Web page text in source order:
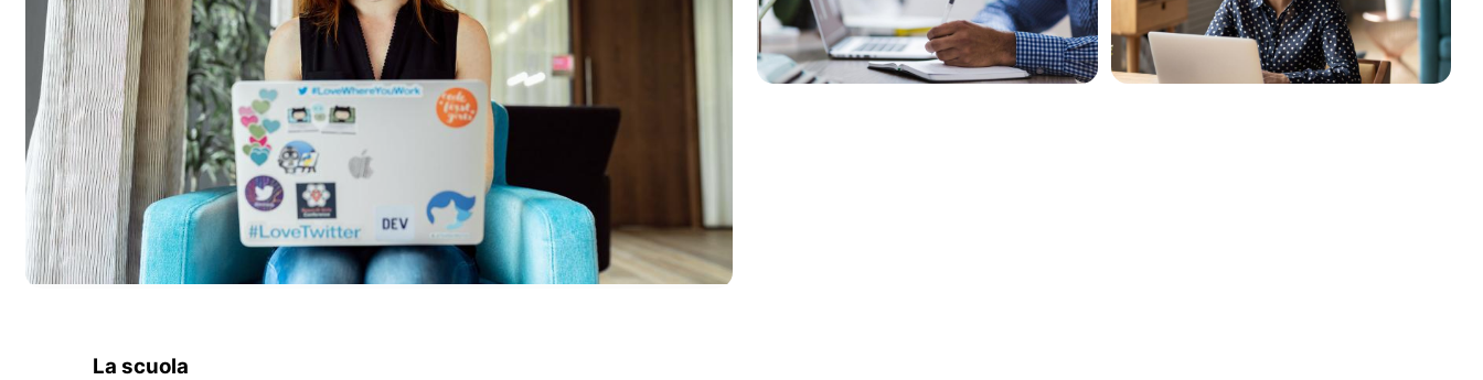
La scuola